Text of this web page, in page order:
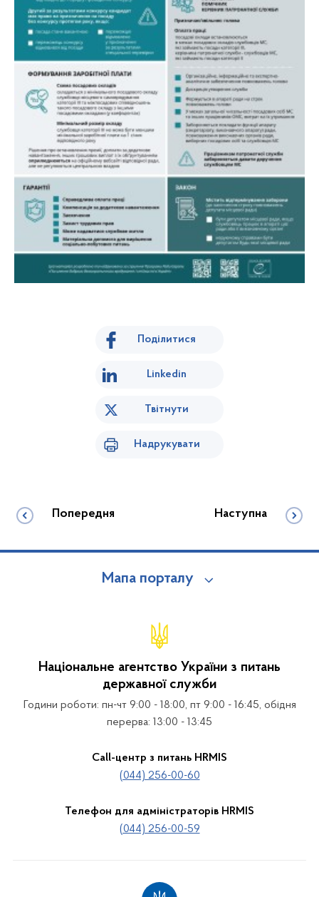
Поділитися
Linkedin
Твітнути
Надрукувати
Попередня Наступна
Мапа порталу
Національне агентство України з питань
державної служби
Години роботи: пн-чт 9:00 - 18:00, пт 9:00 - 16:45, обідня
перерва: 13:00 - 13:45
Call-центр з питань HRMIS
(044) 256-00-60
Телефон для адміністраторів HRMIS
(044) 256-00-59